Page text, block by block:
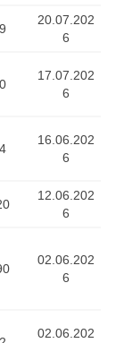
20.07.202
6
17.07.202
6
16.06.202
6
12.06.202
6
02.06.202
6
02.06.202